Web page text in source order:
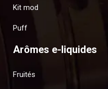
Kit mod
Puff
Arômes e-liquides
Fruités